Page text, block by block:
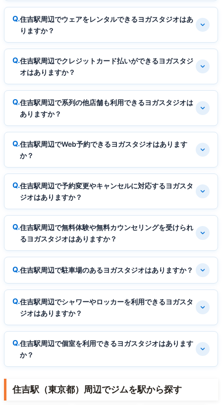
住吉駅周辺でウェアをレンタルできるヨガスタジオはあ
りますか？
住吉駅周辺でクレジットカード払いができるヨガスタジ
オはありますか？
住吉駅周辺で系列の他店舗も利用できるヨガスタジオは
ありますか？
住吉駅周辺でWeb予約できるヨガスタジオはあります
か？
住吉駅周辺で予約変更やキャンセルに対応するヨガスタ
ジオはありますか？
住吉駅周辺で無料体験や無料カウンセリングを受けられ
るヨガスタジオはありますか？
住吉駅周辺で駐車場のあるヨガスタジオはありますか？
住吉駅周辺でシャワーやロッカーを利用できるヨガスタ
ジオはありますか？
住吉駅周辺で個室を利用できるヨガスタジオはあります
か？
住吉駅（東京都）周辺でジムを駅から探す